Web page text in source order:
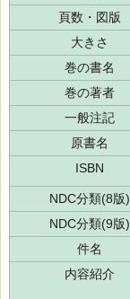
頁数・図版
大きさ
巻の書名
巻の著者
一般注記
原書名
ISBN
NDC分類(8版)
NDC分類(9版)
件名
内容紹介